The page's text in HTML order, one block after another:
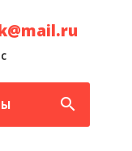
search